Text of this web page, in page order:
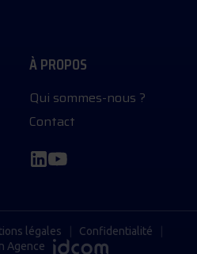
À PROPOS
Qui sommes-nous ?
Contact
légales Confidentialité
Agence